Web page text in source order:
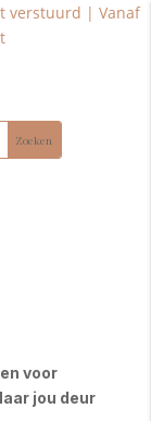
verstuurd | Vanaf
voor
jou deur